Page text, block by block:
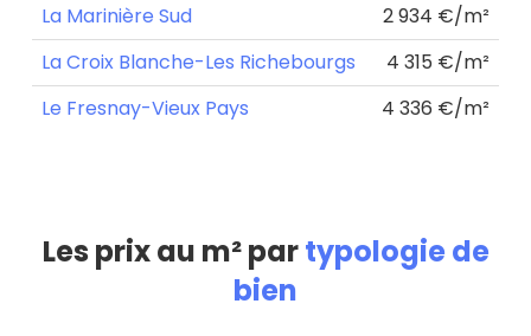
La Marinière Sud
2 934 €/m²
La Croix Blanche-Les Richebourgs
4 315 €/m²
Le Fresnay-Vieux Pays
4 336 €/m²
Les prix au m² partypologie de
bien